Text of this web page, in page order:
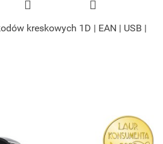
kreskowych 1D | EAN | USB |